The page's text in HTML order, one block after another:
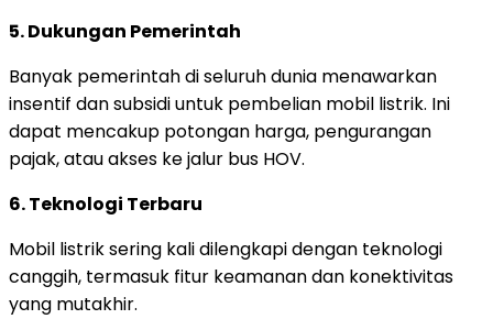
5. Dukungan Pemerintah
Banyak pemerintah di seluruh dunia menawarkan
insentif dan subsidi untuk pembelian mobil listrik. Ini
dapat mencakup potongan harga, pengurangan
pajak, atau akses ke jalur bus HOV.
6. Teknologi Terbaru
Mobil listrik sering kali dilengkapi dengan teknologi
canggih, termasuk fitur keamanan dan konektivitas
yang mutakhir.